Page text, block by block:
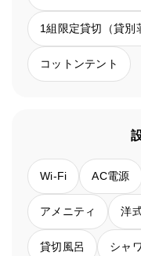
1組限定貸切（貸別
コットンテント
Wi-Fi AC電源
アメニティ 洋
貸切風呂 シャ